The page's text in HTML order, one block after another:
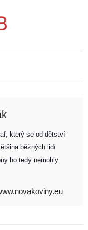
který se od dětství
běžných lidí
ho tedy nemohly